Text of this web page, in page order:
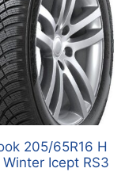
205/65R16 H
Icept RS3